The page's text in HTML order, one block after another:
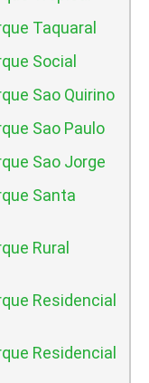
Taquaral
Social
Sao Quirino
Sao Paulo
Sao Jorge
Santa
Rural
Residencial
Residencial